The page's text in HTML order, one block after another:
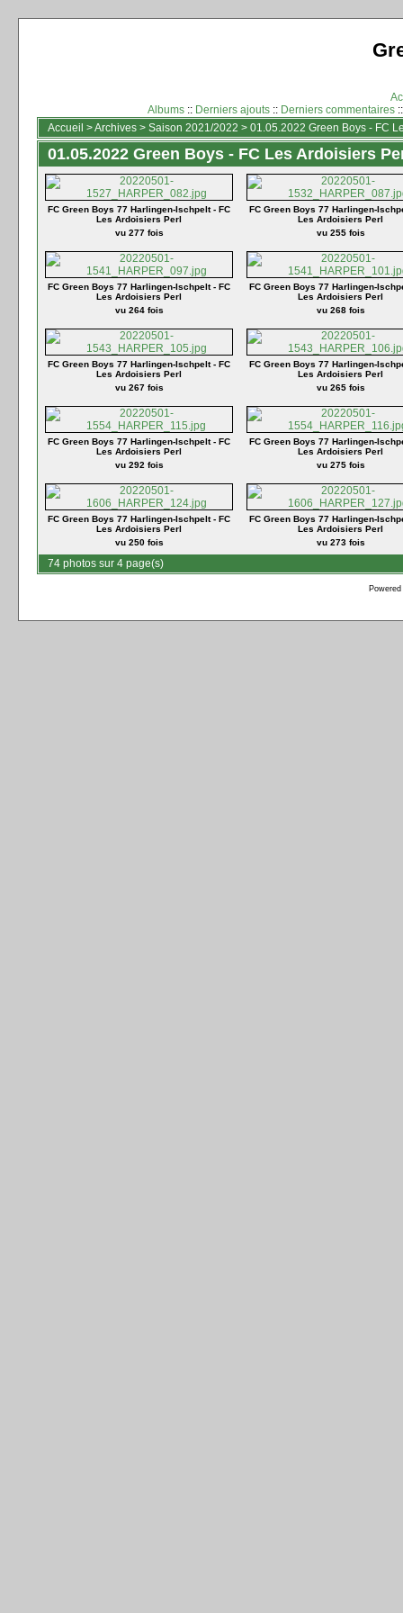
Albums :: Derniers ajouts :: Derniers commentaires
Accueil >Archives > Saison 2021/2022 > 01.05.2022 Green Boys - FC
01.05.2022 Green Boys - FC Les Ardoisiers
FC Green Boys 77 Harlingen-Ischpelt - FC
Les Ardoisiers Perl
vu 277 fois
FC Green Boys 77 Harlingen-
Les Ardoisiers Perl
vu 255 fois
FC Green Boys 77 Harlingen-Ischpelt - FC
Les Ardoisiers Perl
vu 264 fois
FC Green Boys 77 Harlingen-
Les Ardoisiers Perl
vu 268 fois
FC Green Boys 77 Harlingen-Ischpelt - FC
Les Ardoisiers Perl
vu 267 fois
FC Green Boys 77 Harlingen-
Les Ardoisiers Perl
vu 265 fois
FC Green Boys 77 Harlingen-Ischpelt - FC
Les Ardoisiers Perl
vu 292 fois
FC Green Boys 77 Harlingen-
Les Ardoisiers Perl
vu 275 fois
FC Green Boys 77 Harlingen-Ischpelt - FC
Les Ardoisiers Perl
vu 250 fois
FC Green Boys 77 Harlingen-
Les Ardoisiers Perl
vu 273 fois
74 photos sur 4 page(s)